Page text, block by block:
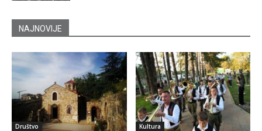
NAJNOVIJE
Društvo Kultura